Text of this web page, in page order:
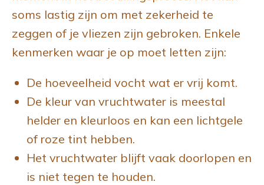
soms lastig zijn om met zekerheid te
zeggen of je vliezen zijn gebroken. Enkele
kenmerken waar je op moet letten zijn:
De hoeveelheid vocht wat er vrij komt.
De kleur van vruchtwater is meestal
helder en kleurloos en kan een lichtgele
of roze tint hebben.
Het vruchtwater blijft vaak doorlopen en
is niet tegen te houden.